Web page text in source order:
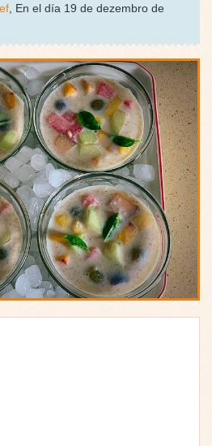
, En el día 19 de dezembro de